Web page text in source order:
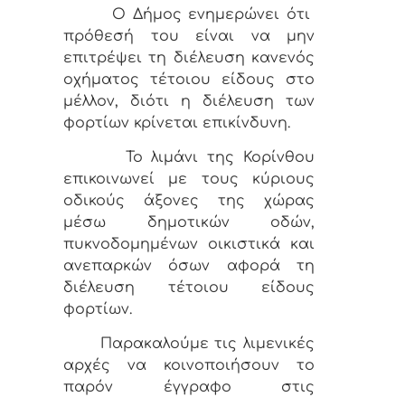
Ο Δήμος ενημερώνει ότι
πρόθεσή του είναι να μην
επιτρέψει τη διέλευση κανενός
οχήματος τέτοιου είδους στο
μέλλον, διότι η διέλευση των
φορτίων κρίνεται επικίνδυνη.
Το λιμάνι της Κορίνθου
επικοινωνεί με τους κύριους
οδικούς άξονες της χώρας
μέσω δημοτικών οδών,
πυκνοδομημένων οικιστικά και
ανεπαρκών όσων αφορά τη
διέλευση τέτοιου είδους
φορτίων.
Παρακαλούμε τις λιμενικές
αρχές να κοινοποιήσουν το
παρόν έγγραφο στις